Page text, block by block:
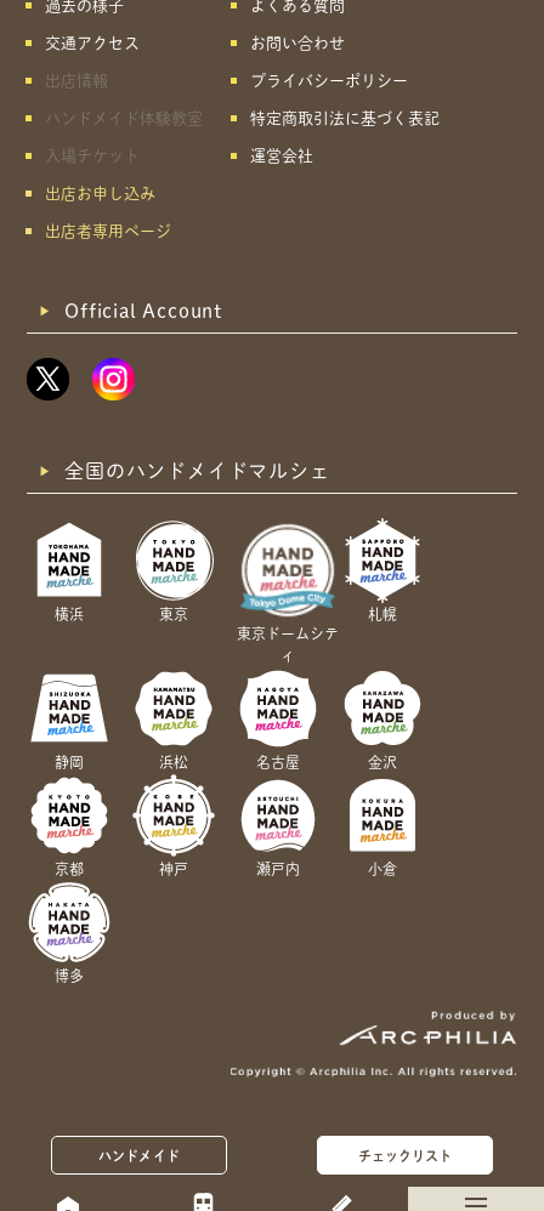
ハンドメイド チェックリスト
過去の様子
交通アクセス
出店情報
ハンドメイド体験教室
入場チケット
出店お申し込み
出店者専用ページ
よくある質問
お問い合わせ
プライバシーポリシー
特定商取引法に基づく表記
運営会社
Official Account
全国のハンドメイドマルシェ
横浜
東京
東京ドームシテ
ィ
札幌
静岡 浜松 名古屋 金沢
京都 神戸 瀬戸内 小倉
博多